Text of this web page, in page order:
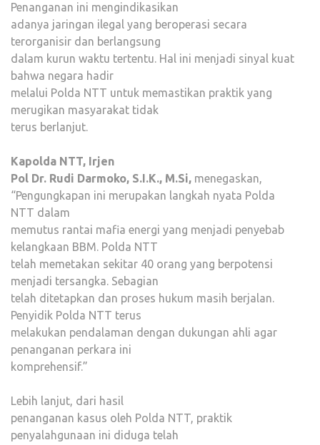
Penanganan ini mengindikasikan
adanya jaringan ilegal yang beroperasi secara
terorganisir dan berlangsung
dalam kurun waktu tertentu. Hal ini menjadi sinyal kuat
bahwa negara hadir
melalui Polda NTT untuk memastikan praktik yang
merugikan masyarakat tidak
terus berlanjut.
Kapolda NTT, Irjen
Pol Dr. Rudi Darmoko, S.I.K., M.Si, menegaskan,
“Pengungkapan ini merupakan langkah nyata Polda
NTT dalam
memutus rantai mafia energi yang menjadi penyebab
kelangkaan BBM. Polda NTT
telah memetakan sekitar 40 orang yang berpotensi
menjadi tersangka. Sebagian
telah ditetapkan dan proses hukum masih berjalan.
Penyidik Polda NTT terus
melakukan pendalaman dengan dukungan ahli agar
penanganan perkara ini
komprehensif.”
Lebih lanjut, dari hasil
penanganan kasus oleh Polda NTT, praktik
penyalahgunaan ini diduga telah